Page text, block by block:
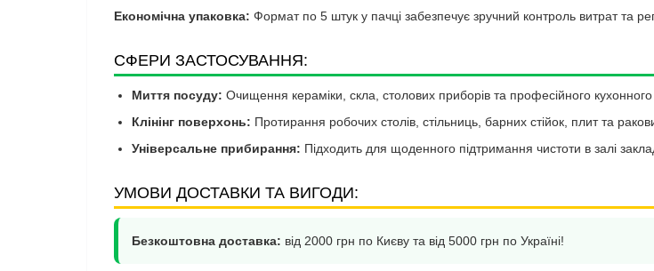
Економічна упаковка: Формат по 5 штук у пачці забезпечує зручний контроль витрат та
СФЕРИ ЗАСТОСУВАННЯ:
Миття посуду: Очищення кераміки, скла, столових приборів та професійного кухонного
Клінінг поверхонь: Протирання робочих столів, стільниць, барних стійок, плит та
Універсальне прибирання: Підходить для щоденного підтримання чистоти в залі
УМОВИ ДОСТАВКИ ТА ВИГОДИ:
Безкоштовна доставка: від 2000 грн по Києву та від 5000 грн по Україні!